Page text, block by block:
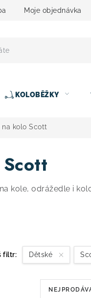
Moje objednávka
KOLOBĚŽKY
na kolo Scott
kole, odrážedle i
filtr: Dětské
Ř